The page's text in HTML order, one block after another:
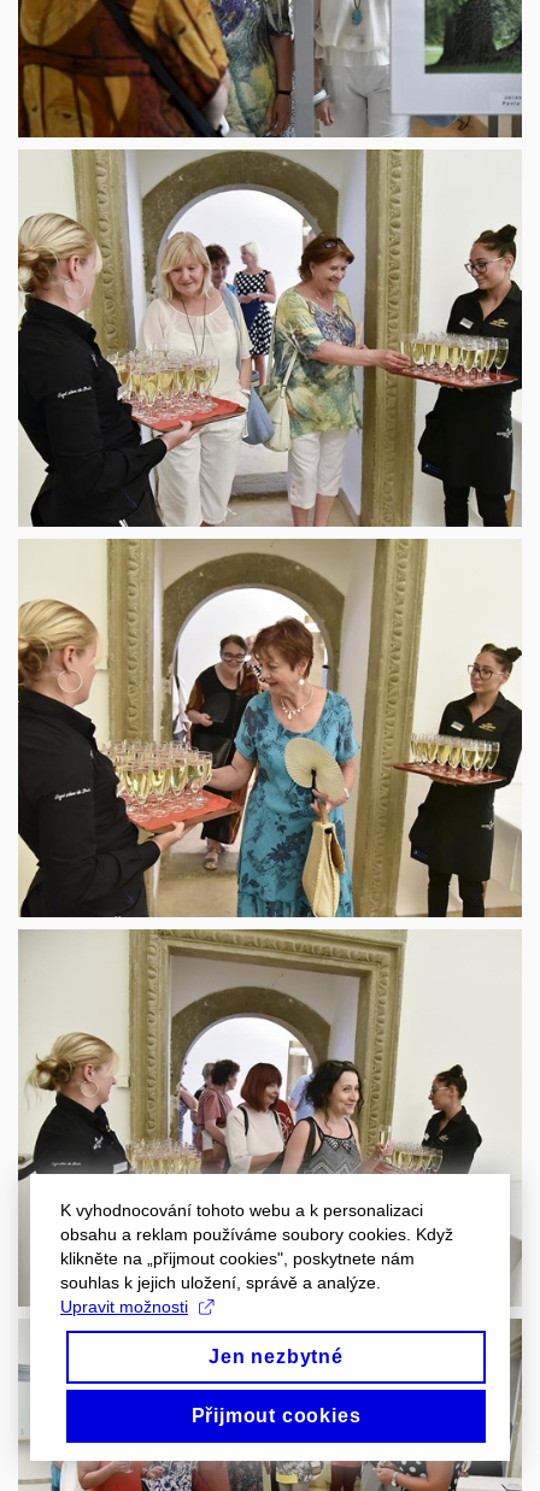
K vyhodnocování tohoto webu a k personalizaci
obsahu a reklam používáme soubory cookies. Když
klikněte na „přijmout cookies", poskytnete nám
souhlas k jejich uložení, správě a analýze.
Upravit možnosti
Jen nezbytné
Přijmout cookies